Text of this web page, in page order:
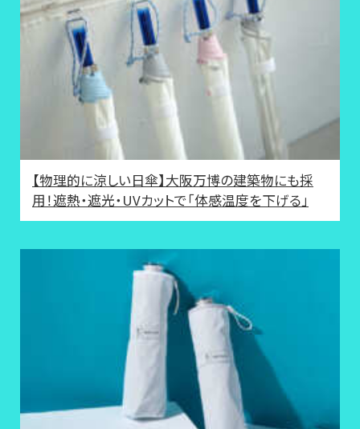
【物理的に涼しい日傘】大阪万博の建築物にも採
用！遮熱・遮光・UVカットで「体感温度を下げる」